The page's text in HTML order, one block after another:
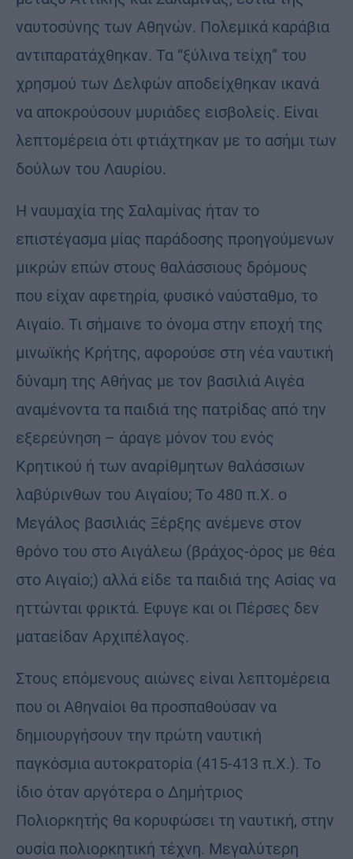
ναυτοσύνης των Αθηνών. Πολεμικά καράβια
αντιπαρατάχθηκαν. Τα “ξύλινα τείχη” του
χρησμού των Δελφών αποδείχθηκαν ικανά
να αποκρούσουν μυριάδες εισβολείς. Είναι
λεπτομέρεια ότι φτιάχτηκαν με το ασήμι των
δούλων του Λαυρίου.
Η ναυμαχία της Σαλαμίνας ήταν το
επιστέγασμα μίας παράδοσης προηγούμενων
μικρών επών στους θαλάσσιους δρόμους
που είχαν αφετηρία, φυσικό ναύσταθμο, το
Αιγαίο. Τι σήμαινε το όνομα στην εποχή της
μινωϊκής Κρήτης, αφορούσε στη νέα ναυτική
δύναμη της Αθήνας με τον βασιλιά Αιγέα
αναμένοντα τα παιδιά της πατρίδας από την
εξερεύνηση – άραγε μόνον του ενός
Κρητικού ή των αναρίθμητων θαλάσσιων
λαβύρινθων του Αιγαίου; Το 480 π.Χ. ο
Μεγάλος βασιλιάς Ξέρξης ανέμενε στον
θρόνο του στο Αιγάλεω (βράχος-όρος με θέα
στο Αιγαίο;) αλλά είδε τα παιδιά της Ασίας να
ηττώνται φρικτά. Εφυγε και οι Πέρσες δεν
ματαείδαν Αρχιπέλαγος.
Στους επόμενους αιώνες είναι λεπτομέρεια
που οι Αθηναίοι θα προσπαθούσαν να
δημιουργήσουν την πρώτη ναυτική
παγκόσμια αυτοκρατορία (415-413 π.Χ.). Το
ίδιο όταν αργότερα ο Δημήτριος
Πολιορκητής θα κορυφώσει τη ναυτική, στην
ουσία πολιορκητική τέχνη. Μεγαλύτερη